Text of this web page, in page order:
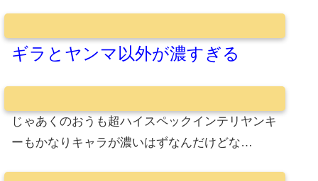
ギラとヤンマ以外が濃すぎる
じゃあくのおうも超ハイスペックインテリヤンキ
ーもかなりキャラが濃いはずなんだけどな…